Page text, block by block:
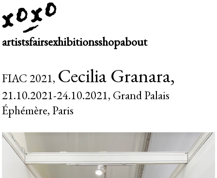
artistsfairsexhibitionsshopabout
FIAC 2021, Cecilia Granara,
21.10.2021-24.10.2021, Grand Palais
Éphémère, Paris